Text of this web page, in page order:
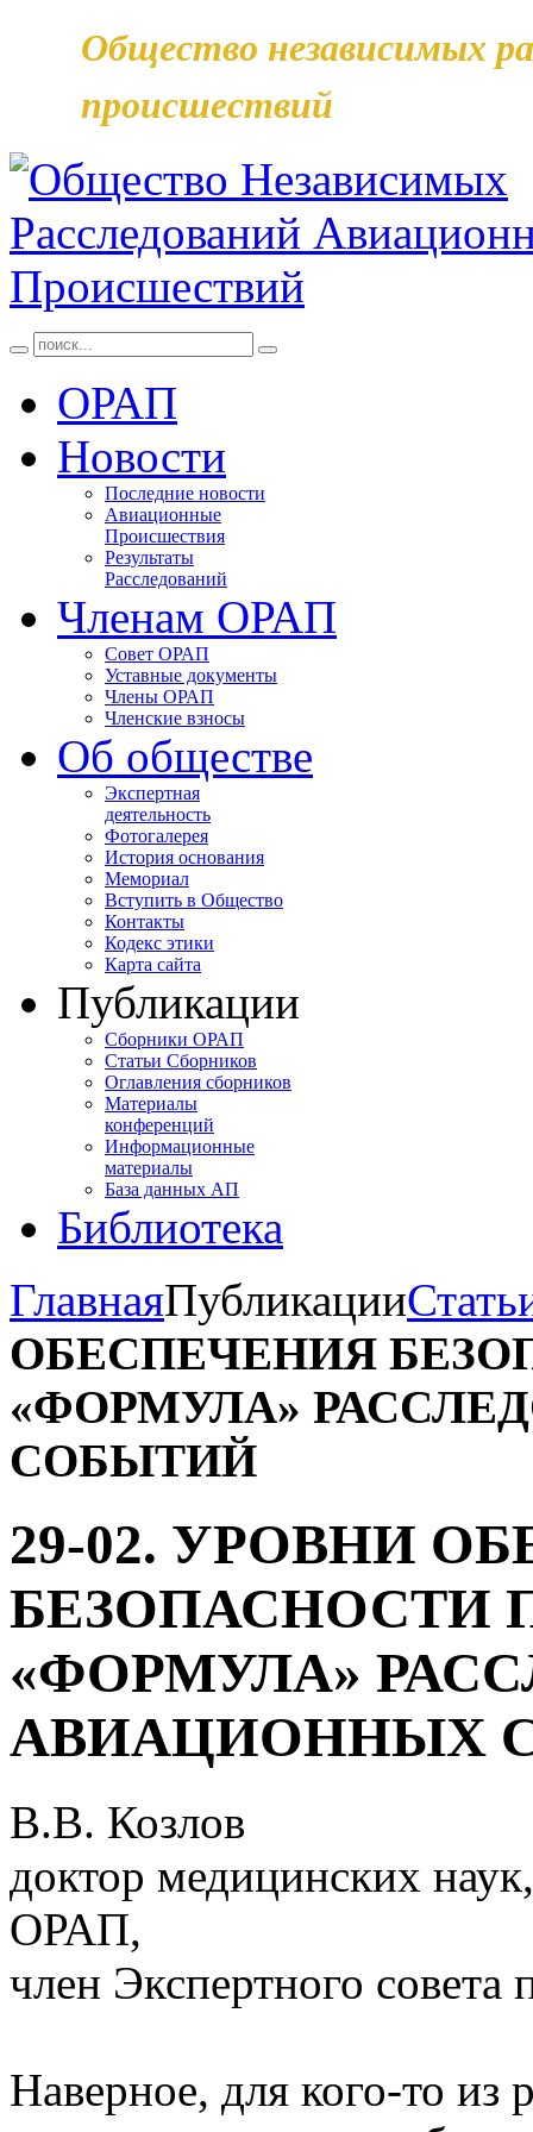
Общество независимых
происшествий
ОРАП
Новости
Последние новости
Авиационные
Происшествия
Результаты
Расследований
Членам ОРАП
Совет ОРАП
Уставные документы
Члены ОРАП
Членские взносы
Об обществе
Экспертная
деятельность
Фотогалерея
История основания
Мемориал
Вступить в Общество
Контакты
Кодекс этики
Карта сайта
Публикации
Сборники ОРАП
Статьи Сборников
Оглавления сборников
Материалы
конференций
Информационные
материалы
База данных АП
Библиотека
ГлавнаяПубликации
ОБЕСПЕЧЕНИЯ
«ФОРМУЛА»
СОБЫТИЙ
29-02. УРОВНИ
БЕЗОПАСНОСТИ
«ФОРМУЛА»
АВИАЦИОННЫХ
В.В. Козлов
доктор медицинских
ОРАП,
член Экспертного
Наверное, для кого-то из